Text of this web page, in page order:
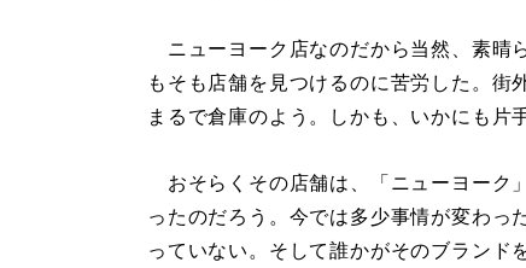
ニューヨーク店なのだから当然、素晴
もそも店舗を見つけるのに苦労した。街
まるで倉庫のよう。しかも、いかにも片
おそらくその店舗は、「ニューヨーク
ったのだろう。今では多少事情が変わっ
っていない。そして誰かがそのブランド